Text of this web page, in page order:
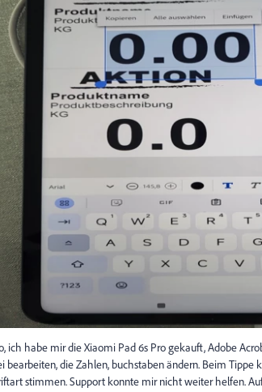
ich habe mir die Xiaomi Pad 6s Pro gekauft, Adobe
bearbeiten, die Zahlen, buchstaben ändern. Beim
stimmen. Support konnte mir nicht weiter helfen.